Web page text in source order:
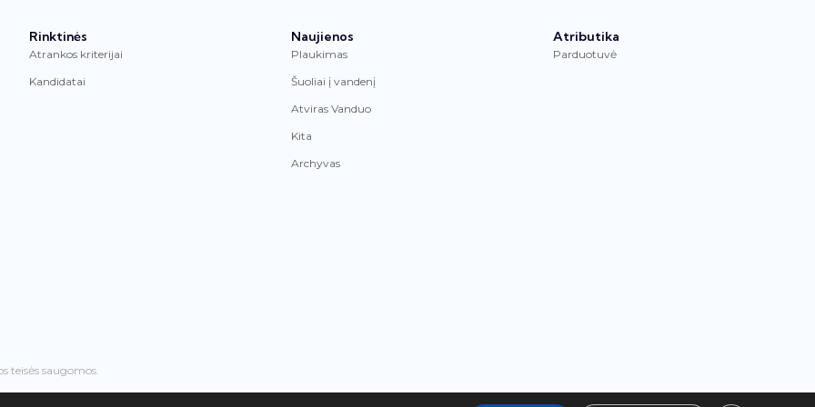
Rinktinės
Atrankos kriterijai
Kandidatai
Naujienos
Plaukimas
Šuoliai į vandenį
Atviras Vanduo
Kita
Archyvas
Atributika
Parduotuvė
teisės saugomos.